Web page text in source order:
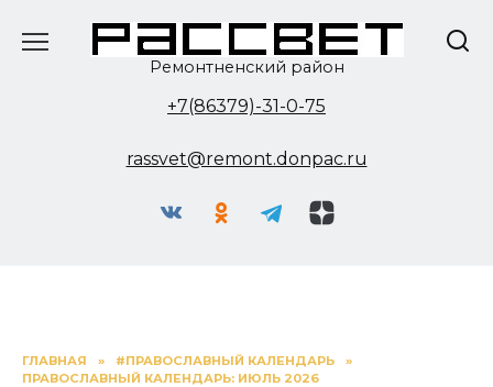
Ремонтненский район
+7(86379)-31-0-75
rassvet@remont.donpac.ru
ГЛАВНАЯ » #ПРАВОСЛАВНЫЙ КАЛЕНДАРЬ
»
ПРАВОСЛАВНЫЙ КАЛЕНДАРЬ: ИЮЛЬ 2026